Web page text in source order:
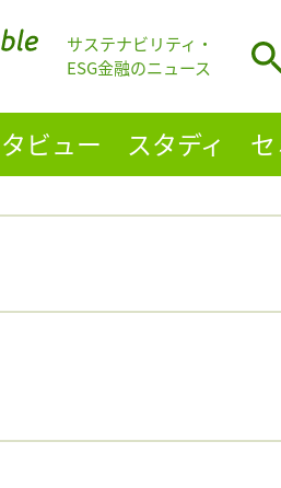
サステナビリティ・
ESG金融のニュース
ビュー スタディ